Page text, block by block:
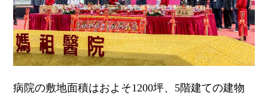
病院の敷地面積はおよそ1200坪、 5階建ての建物